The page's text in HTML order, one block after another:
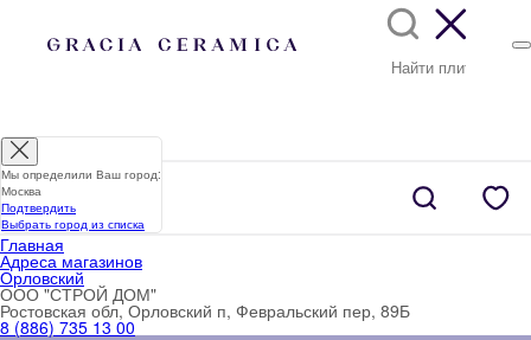
Главная
Адреса магазинов
Орловский
ООО "СТРОЙ ДОМ"
Ростовская обл, Орловский п, Февральский пер, 89Б
8 (886) 735 13 00
Мы определили Ваш город:
Москва
Подтвердить
Выбрать город из списка